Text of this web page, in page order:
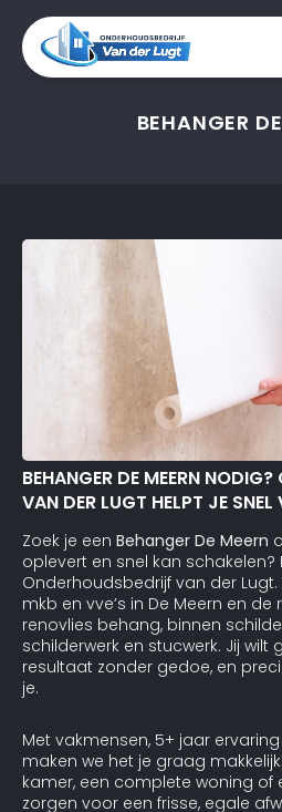
BEHANGER
BEHANGER DE MEERN
VAN DER LUGT HELPT JE SNEL
Zoek je een Behanger De Meern
oplevert en snel kan schakelen?
Onderhoudsbedrijf van der
mkb en vve’s in De Meern en
renovlies behang, binnen
schilderwerk en stucwerk. Jij wilt
resultaat zonder gedoe, en
je.
Met vakmensen, 5+ jaar
maken we het je graag
kamer, een complete woning of
zorgen voor een frisse, egale